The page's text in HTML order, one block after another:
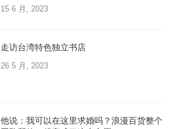
15 6 月, 2023
走访台湾特色独立书店
26 5 月, 2023
他说：我可以在这里求婚吗？浪漫百货整个